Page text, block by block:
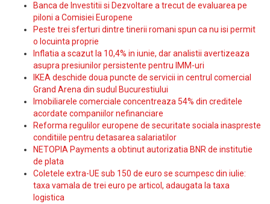
Banca de Investitii si Dezvoltare a trecut de evaluarea pe
piloni a Comisiei Europene
Peste trei sferturi dintre tinerii romani spun ca nu isi permit
o locuinta proprie
Inflatia a scazut la 10,4% in iunie, dar analistii avertizeaza
asupra presiunilor persistente pentru IMM-uri
IKEA deschide doua puncte de servicii in centrul comercial
Grand Arena din sudul Bucurestiului
Imobiliarele comerciale concentreaza 54% din creditele
acordate companiilor nefinanciare
Reforma regulilor europene de securitate sociala inaspreste
conditiile pentru detasarea salariatilor
NETOPIA Payments a obtinut autorizatia BNR de institutie
de plata
Coletele extra-UE sub 150 de euro se scumpesc din iulie:
taxa vamala de trei euro pe articol, adaugata la taxa
logistica